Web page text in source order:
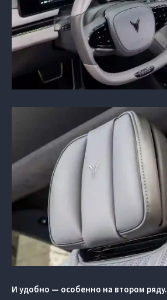
И удобно — особенно на втором ряду.